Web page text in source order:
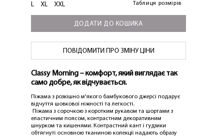
L XL XXL Таблиця розмірів
ДОДАТИ ДО КОШИКА
ПОВІДОМИТИ ПРО ЗМІНУ ЦІНИ
Classy Morning – комфорт, який виглядає так
само добре, як відчувається.
Піжама з розкішно м'якого бамбукового джерсі подарує
відчуття шовкової ніжності та легкості.
Піжама з сорочкою з коротким рукавом та шортами з
еластичним поясом, контрастним декоративним
шнурком та кишенями. Контрастний кант і гудзики
обтягнуті основною тканиною колекції надають образу